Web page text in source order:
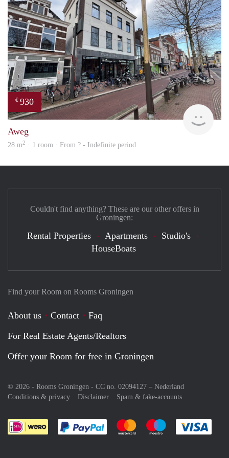
€ 930
Vici
Aweg
28 m2 · 1 room · From ? - Indefinite period
Find your Room on Rooms Groningen
About us Contact
Faq
For Real Estate Agents/Realtors
Offer your Room for free in Groningen
© 2026 - Rooms Groningen - CC no. 02094127 – Nederland
Conditions & privacy
Disclaimer Spam & fake-accounts
Pay easily with :payment method
Pay easily with :payment
Pay easily with
Couldn't find anything? These are our other offers in
Groningen:
Rental Properties Apartments
Studio's
HouseBoats